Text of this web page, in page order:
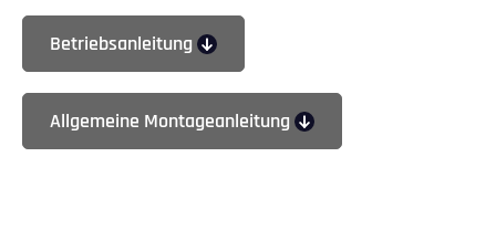
Betriebsanleitung
Allgemeine Montageanleitung